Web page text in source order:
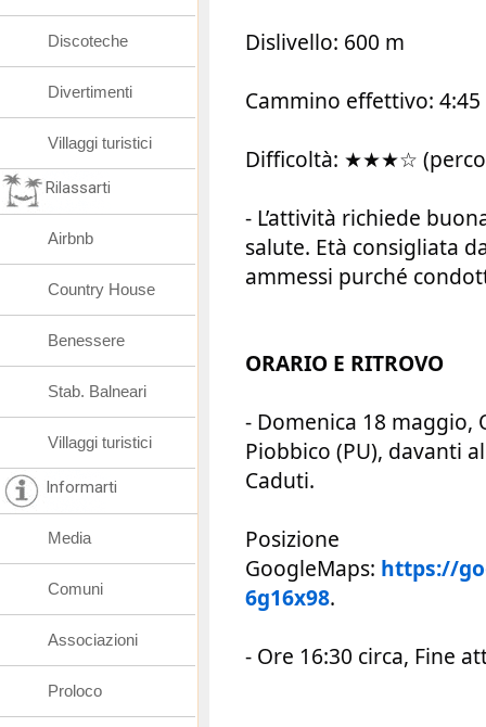
Dislivello: 600 m
Cammino effettivo:
Difficoltà: ★★★☆
- L’attività richiede
salute. Età consigliata
ammessi purché
ORARIO E RITROVO
- Domenica 18 maggio,
Piobbico (PU), davanti
Caduti.
Posizione
GoogleMaps: https://
6g16x98.
- Ore 16:30 circa, Fine
Discoteche
Divertimenti
Villaggi turistici
Rilassarti
Airbnb
Country House
Benessere
Stab. Balneari
Villaggi turistici
Informarti
Media
Comuni
Associazioni
Proloco